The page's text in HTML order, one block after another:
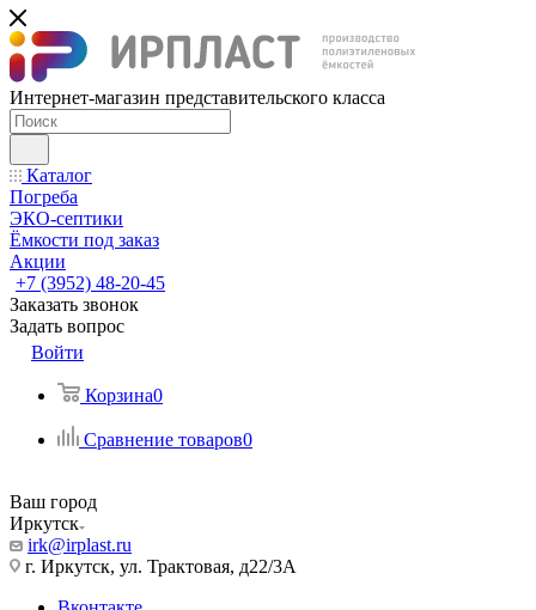
Интернет-магазин представительского класса
Каталог
Погреба
ЭКО-септики
Ёмкости под заказ
Акции
+7 (3952) 48-20-45
Заказать звонок
Задать вопрос
Войти
Корзина0
Сравнение товаров0
Ваш город
Иркутск
irk@irplast.ru
г. Иркутск, ул. Трактовая, д22/3А